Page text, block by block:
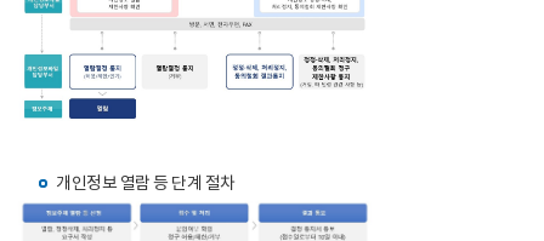
개인정보 열람 등 단계 절차